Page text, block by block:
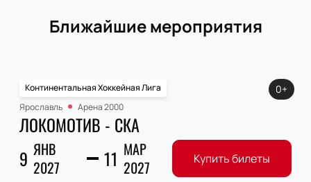
Ближайшие мероприятия
Континентальная Хоккейная Лига
Ярославль
Арена 2000
ЛОКОМОТИВ - СКА
9 ЯНВ
2027
11 МАР
2027
0+
Купить билеты